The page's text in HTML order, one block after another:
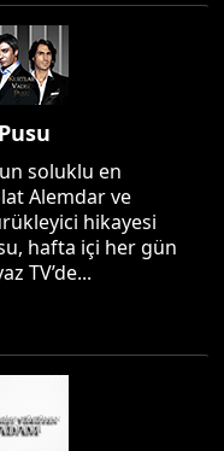
soluklu en
Alemdar ve
hikayesi
hafta içi her gün
TV’de...